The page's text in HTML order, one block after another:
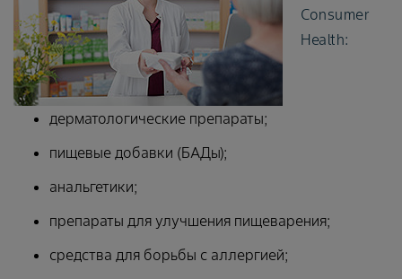
Consumer
Health:
дерматологические препараты;
пищевые добавки (БАДы);
анальгетики;
препараты для улучшения пищеварения;
средства для борьбы с аллергией;